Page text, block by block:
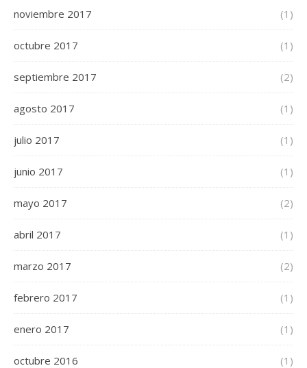
noviembre 2017 (1)
octubre 2017 (1)
septiembre 2017 (2)
agosto 2017 (1)
julio 2017 (1)
junio 2017 (1)
mayo 2017 (2)
abril 2017 (1)
marzo 2017 (2)
febrero 2017 (1)
enero 2017 (1)
octubre 2016 (1)